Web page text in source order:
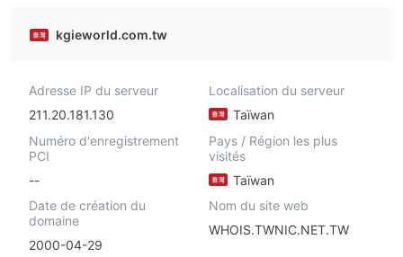
kgieworld.com.tw
Adresse IP du serveur
211.20.181.130
Localisation du serveur
Taïwan
Numéro d'enregistrement
PCI
--
Pays / Région les plus
visités
Taïwan
Date de création du
domaine
2000-04-29
Nom du site web
WHOIS.TWNIC.NET.TW